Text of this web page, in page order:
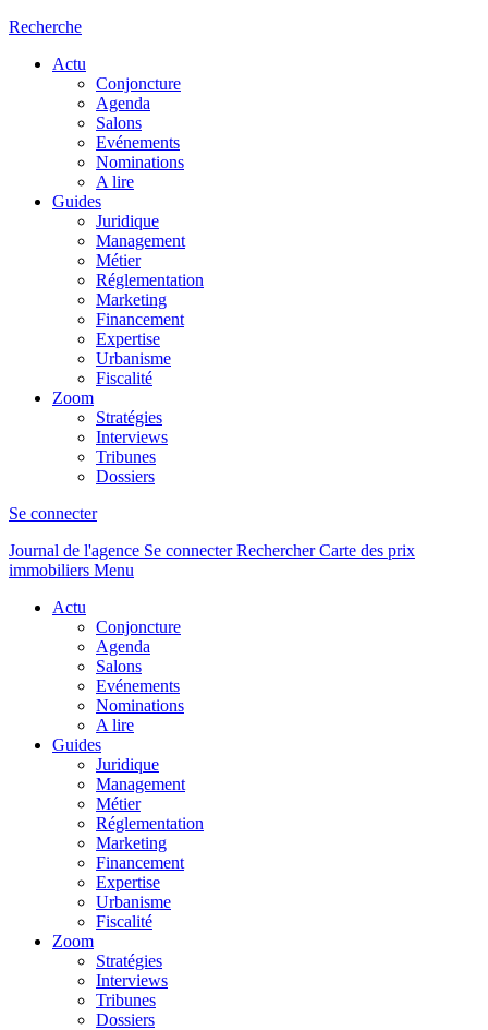
Recherche
Actu
Conjoncture
Agenda
Salons
Evénements
Nominations
A lire
Guides
Juridique
Management
Métier
Réglementation
Marketing
Financement
Expertise
Urbanisme
Fiscalité
Zoom
Stratégies
Interviews
Tribunes
Dossiers
Se connecter
Journal de l'agence Se connecterRechercher Carte des prix
immobiliers Menu
Actu
Conjoncture
Agenda
Salons
Evénements
Nominations
A lire
Guides
Juridique
Management
Métier
Réglementation
Marketing
Financement
Expertise
Urbanisme
Fiscalité
Zoom
Stratégies
Interviews
Tribunes
Dossiers